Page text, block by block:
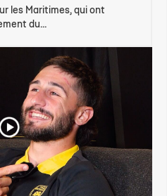
les Maritimes, qui ont
du...